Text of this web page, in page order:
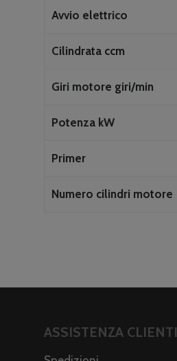
Avvio elettrico
Cilindrata ccm
Giri motore giri/min
Potenza kW
Primer
Numero cilindri motore
ASSISTENZA CLIENTI